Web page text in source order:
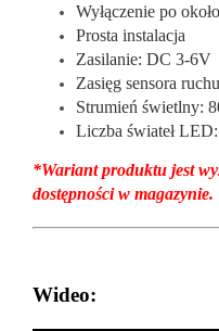
Wyłączenie po
Prosta instalacja
Zasilanie: DC 3-6V
Zasięg sensora
Strumień świetlny:
Liczba świateł
*Wariant produktu jest
dostępności w magazynie.
Wideo: